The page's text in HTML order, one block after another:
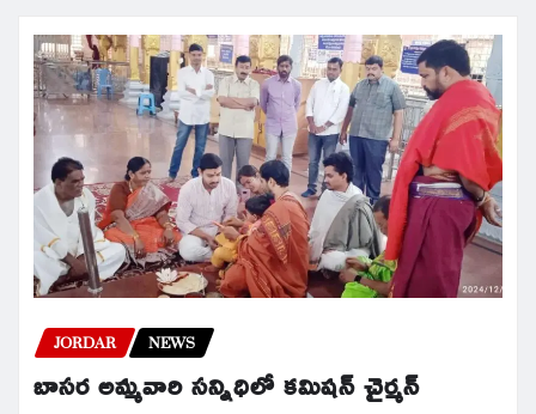
JORDAR NEWS
బాసర అమ్మవారి సన్నిధిలో కమిషన్ చైర్మన్